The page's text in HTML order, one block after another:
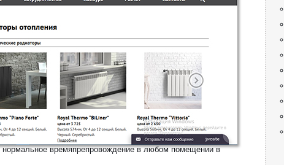
нормальное времяпрепровождение в любом помещении в